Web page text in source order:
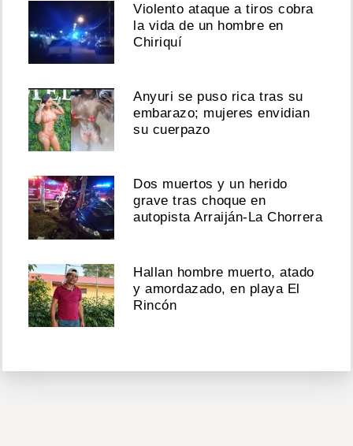
Violento ataque a tiros cobra
la vida de un hombre en
Chiriquí
Anyuri se puso rica tras su
embarazo; mujeres envidian
su cuerpazo
Dos muertos y un herido
grave tras choque en
autopista Arraiján-La Chorrera
Hallan hombre muerto, atado
y amordazado, en playa El
Rincón